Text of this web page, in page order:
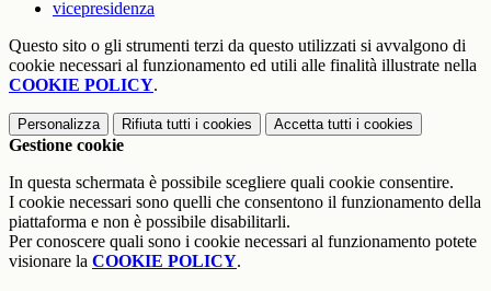
vicepresidenza
Questo sito o gli strumenti terzi da questo utilizzati si avvalgono di
cookie necessari al funzionamento ed utili alle finalità illustrate nella
COOKIE POLICY.
Personalizza Rifiuta tutti i cookies Accetta tutti i cookies
Gestione cookie
In questa schermata è possibile scegliere quali cookie consentire.
I cookie necessari sono quelli che consentono il funzionamento della
piattaforma e non è possibile disabilitarli.
Per conoscere quali sono i cookie necessari al funzionamento potete
visionare la COOKIE POLICY.